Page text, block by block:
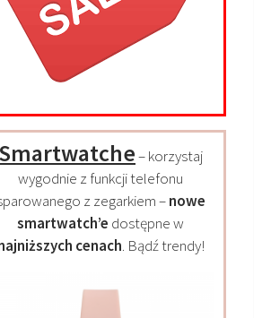
Smartwatche– korzystaj
wygodnie z funkcji telefonu
z zegarkiem –nowe
smartwatch’e dostępne w
cenach. Bądź trendy!